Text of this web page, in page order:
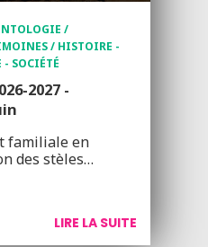
/
/ HISTOIRE -
- SOCIÉTÉ
2027 -
familiale en
des stèles…
LIRE LA SUITE